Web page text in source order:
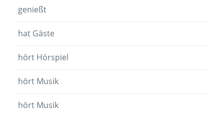
genießt
hat Gäste
hört Hörspiel
hört Musik
hört Musik